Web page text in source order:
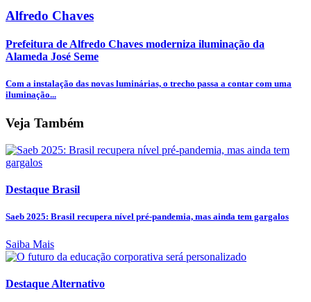
Alfredo Chaves
Prefeitura de Alfredo Chaves moderniza iluminação da
Alameda José Seme
Com a instalação das novas luminárias, o trecho passa a contar com uma
iluminação...
Veja Também
Destaque Brasil
Saeb 2025: Brasil recupera nível pré-pandemia, mas ainda tem gargalos
Saiba Mais
Destaque Alternativo